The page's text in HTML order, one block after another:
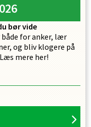
bør vide
både for anker, lær
og bliv klogere på
mere her!